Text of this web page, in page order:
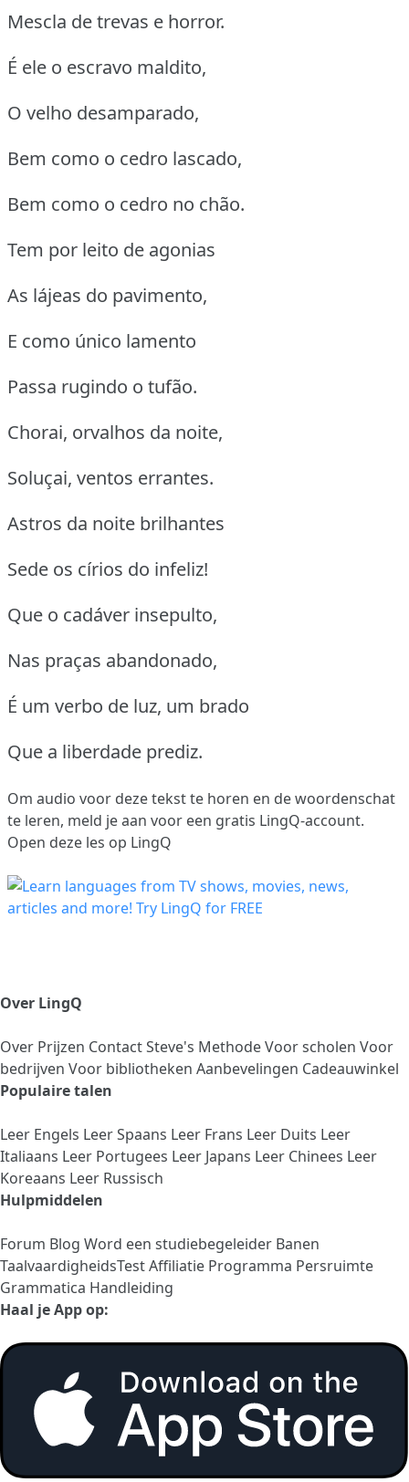
Mescla de trevas e horror.
É ele o escravo maldito,
O velho desamparado,
Bem como o cedro lascado,
Bem como o cedro no chão.
Tem por leito de agonias
As lájeas do pavimento,
E como único lamento
Passa rugindo o tufão.
Chorai, orvalhos da noite,
Soluçai, ventos errantes.
Astros da noite brilhantes
Sede os círios do infeliz!
Que o cadáver insepulto,
Nas praças abandonado,
É um verbo de luz, um brado
Que a liberdade prediz.
Om audio voor deze tekst te horen en de woordenschat
te leren, meld je aan voor een gratis LingQ-account.
Open deze les op LingQ
Over LingQ
Over Prijzen ContactSteve's MethodeVoor scholen Voor
bedrijven Voor bibliotheken Aanbevelingen Cadeauwinkel
Populaire talen
Leer Engels Leer Spaans Leer Frans Leer Duits Leer
Italiaans Leer Portugees Leer Japans Leer Chinees Leer
Koreaans Leer Russisch
Hulpmiddelen
Forum Blog Word een studiebegeleider Banen
TaalvaardigheidsTestAffiliatie Programma Persruimte
Grammatica Handleiding
Haal je App op: